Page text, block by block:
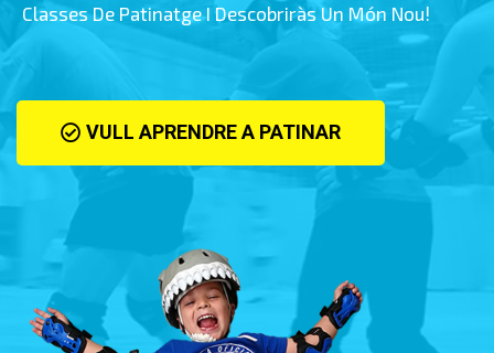
Classes De Patinatge I Descobriràs Un Món Nou!
VULL APRENDRE A PATINAR